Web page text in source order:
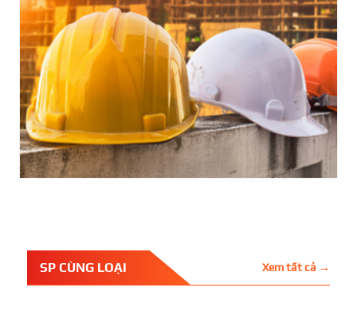
SP CÙNG LOẠI Xem tất cả →